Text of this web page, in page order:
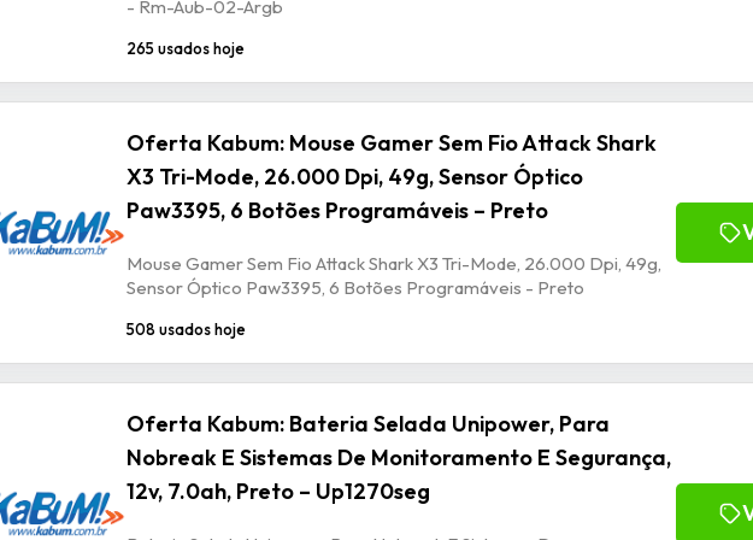
- Rm-Aub-02-Argb
265 usados hoje
Oferta Kabum: Mouse Gamer Sem Fio Attack Shark
X3 Tri-Mode, 26.000 Dpi, 49g, Sensor Óptico
Paw3395, 6 Botões Programáveis – Preto
Mouse Gamer Sem Fio Attack Shark X3 Tri-Mode, 26.000 Dpi, 49g,
Sensor Óptico Paw3395, 6 Botões Programáveis - Preto
508 usados hoje
Oferta Kabum: Bateria Selada Unipower, Para
Nobreak E Sistemas De Monitoramento E Segurança,
12v, 7.0ah, Preto – Up1270seg